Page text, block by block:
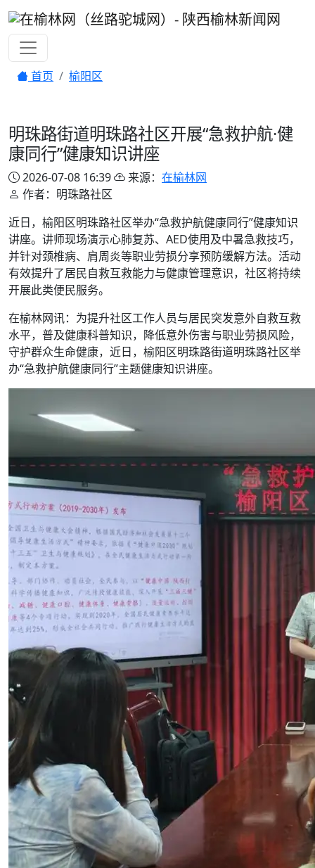
首页 榆阳区
明珠路街道明珠路社区开展“急救护航·健
康同行”健康知识讲座
2026-07-08 16:39 来源： 在榆林网
作者：明珠路社区
近日，榆阳区明珠路社区举办“急救护航健康同行”健康知识
讲座。讲师现场演示心肺复苏、AED使用及中暑急救技巧，
并针对颈椎病、肩周炎等职业劳损分享预防缓解方法。活动
有效提升了居民自救互救能力与健康管理意识，社区将持续
开展此类便民服务。
在榆林网讯：为提升社区工作人员与居民突发意外自救互救
水平，普及健康科普知识，降低意外伤害与职业劳损风险，
守护群众生命健康，近日，榆阳区明珠路街道明珠路社区举
办“急救护航健康同行”主题健康知识讲座。